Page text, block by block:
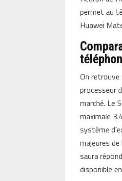
permet au
Huawei
On retrouve
processeur
marché. Le
maximale
système
majeures
saura
disponible